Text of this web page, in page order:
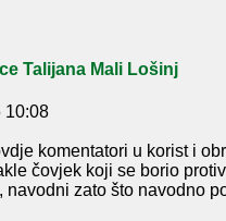
Talijana Mali Lošinj
10:08
komentatori u korist i
čovjek koji se borio
navodni zato što navodno